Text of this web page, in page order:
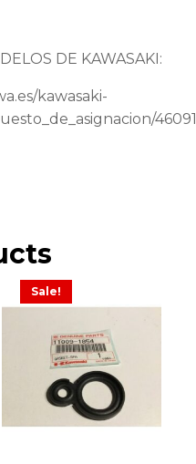
DE KAWASAKI:
kawasaki-
Sale!